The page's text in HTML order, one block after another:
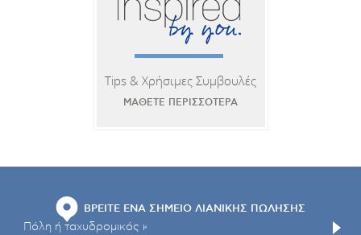
Tips & Χρήσιμες Συμβουλές
ΜΑΘΕΤΕ ΠΕΡΙΣΣΟΤΕΡΑ
ΒΡΕΙΤΕ ΕΝΑ ΣΗΜΕΙΟ ΛΙΑΝΙΚΗΣ ΠΩΛΗΣΗΣ